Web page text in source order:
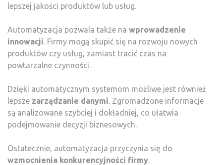
lepszej jakości produktów lub usług.
Automatyzacja pozwala także na wprowadzenie
innowacji. Firmy mogą skupić się na rozwoju nowych
produktów czy usług, zamiast tracić czas na
powtarzalne czynności.
Dzięki automatycznym systemom możliwe jest również
lepsze zarządzanie danymi. Zgromadzone informacje
są analizowane szybciej i dokładniej, co ułatwia
podejmowanie decyzji biznesowych.
Ostatecznie, automatyzacja przyczynia się do
wzmocnienia konkurencyjności firmy.